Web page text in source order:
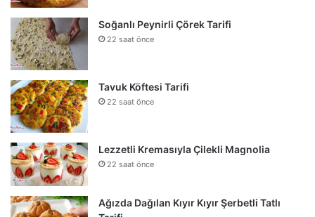
Soğanlı Peynirli Çörek Tarifi
22 saat önce
Tavuk Köftesi Tarifi
22 saat önce
Lezzetli Kremasıyla Çilekli Magnolia
22 saat önce
Ağızda Dağılan Kıyır Kıyır Şerbetli Tatlı